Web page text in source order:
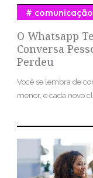
O Whatsapp
Conversa
Perdeu
comunicação
Você se lembra de
menor, e cada novo